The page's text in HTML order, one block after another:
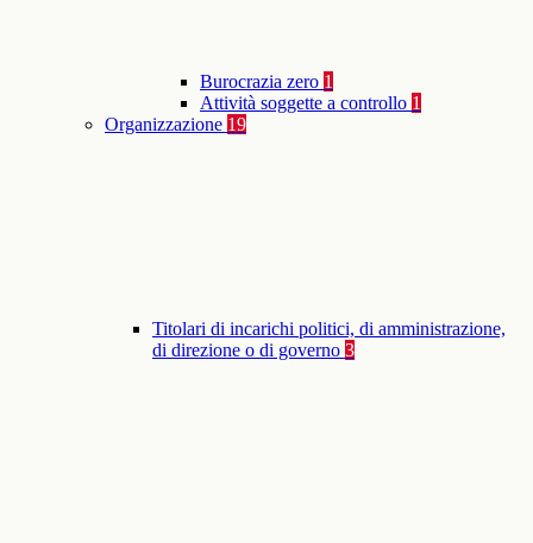
Burocrazia zero 1
Attività soggette a controllo 1
Organizzazione 19
Titolari di incarichi politici, di amministrazione,
di direzione o di governo 3